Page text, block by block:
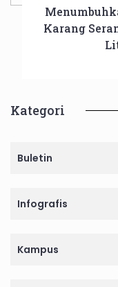
Karang
Kategori
Buletin
Infografis
Kampus